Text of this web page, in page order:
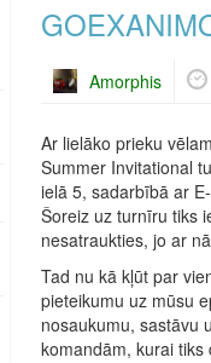
Amorphis
Ar lielāko prieku
Summer Invitational
ielā 5, sadarbībā ar
Šoreiz uz turnīru tiks
nesatraukties, jo ar
Tad nu kā kļūt par
pieteikumu uz mūsu
nosaukumu, sastāvu
komandām, kurai